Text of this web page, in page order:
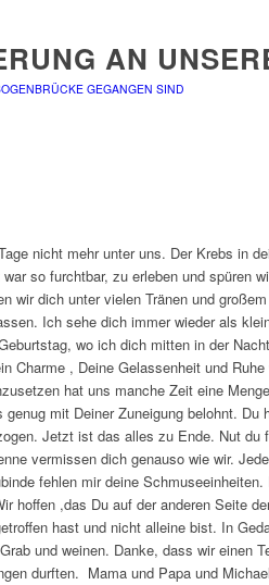
AN
GEGANGEN SIND
nicht mehr unter uns. Der Krebs in
so furchtbar, zu erleben und spüren
wir dich unter vielen Tränen und
Ich sehe dich immer wieder als
wo ich dich mitten in der
Charme , Deine Gelassenheit und
hat uns manche Zeit eine
mit Deiner Zuneigung belohnt.
Jetzt ist das alles zu Ende. Nut
vermissen dich genauso wie wir.
fehlen mir deine
hoffen ,das Du auf der anderen Seite
hast und nicht alleine bist. In
und weinen. Danke, dass wir einen
durften. Mama und Papa und